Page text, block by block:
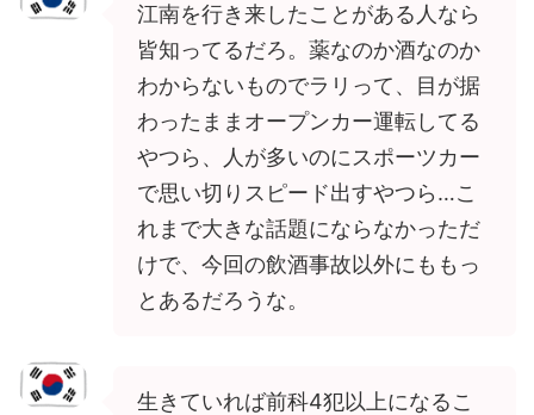
江南を行き来したことがある人なら
皆知ってるだろ。薬なのか酒なのか
わからないものでラリって、目が据
わったままオープンカー運転してる
やつら、人が多いのにスポーツカー
で思い切りスピード出すやつら…こ
れまで大きな話題にならなかっただ
けで、今回の飲酒事故以外にももっ
とあるだろうな。
生きていれば前科4犯以上になるこ